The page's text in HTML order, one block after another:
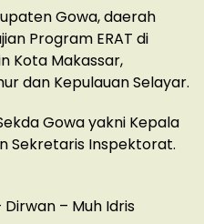
Gowa, daerah
Program ERAT di
Kota Makassar,
dan Kepulauan Selayar.
Gowa yakni Kepala
Sekretaris Inspektorat.
Dirwan – Muh Idris